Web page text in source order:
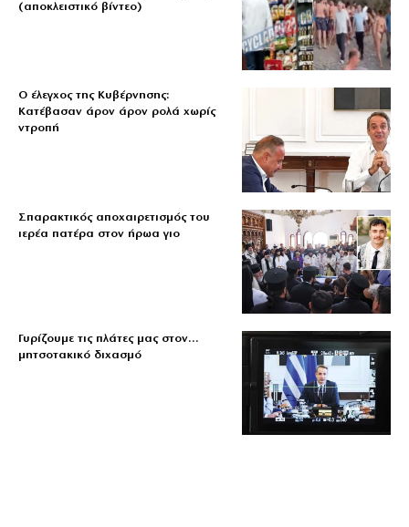
(αποκλειστικό βίντεο)
Ο έλεγχος της Κυβέρνησης:
Κατέβασαν άρον άρον ρολά χωρίς
ντροπή
Σπαρακτικός αποχαιρετισμός του
ιερέα πατέρα στον ήρωα γιο
Γυρίζουμε τις πλάτες μας στον…
μητσοτακικό διχασμό